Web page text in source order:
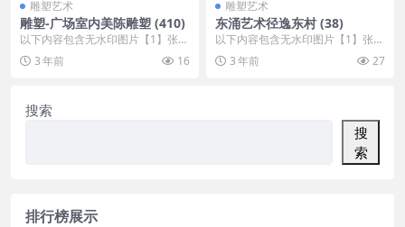
雕塑艺术
雕塑-广场室内美陈雕塑 (410)
以下内容包含无水印图片【1】张
，开通会员无障碍浏览 开通VIP会
员 3 年前 16
雕塑艺术
东涌艺术径逸东村 (38)
以下内容包含无水印图片【1】张
，开通会员无障碍浏览 开通VIP会
员 3 年前 27
搜索
搜
索
排行榜展示